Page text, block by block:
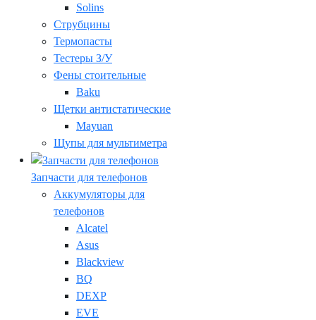
Solins
Струбцины
Термопасты
Тестеры З/У
Фены стоительные
Baku
Щетки антистатические
Mayuan
Щупы для мультиметра
Запчасти для телефонов
Аккумуляторы для
телефонов
Alcatel
Asus
Blackview
BQ
DEXP
EVE